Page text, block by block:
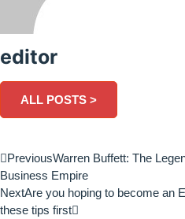
editor
ALL POSTS >
PreviousWarren Buffett: The
Business Empire
NextAre you hoping to become an
these tips first